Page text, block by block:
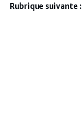
Rubrique suivante :